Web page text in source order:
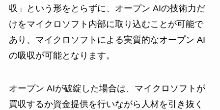
収」という形をとらずに、オープン AIの技術力だ
けをマイクロソフト内部に取り込むことが可能で
あり、マイクロソフトによる実質的なオープン AI
の吸収が可能となります。
オープン AIが破綻した場合は、マイクロソフトが
買収するか資金提供を行いながら人材を引き抜く